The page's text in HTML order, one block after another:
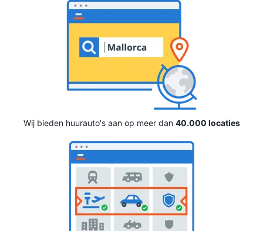
Wij bieden huurauto's aan op meer dan 40.000 locaties